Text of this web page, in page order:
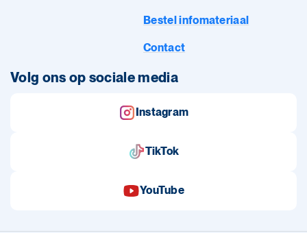
Bestel infomateriaal
Contact
Volg ons op sociale media
Instagram
TikTok
YouTube